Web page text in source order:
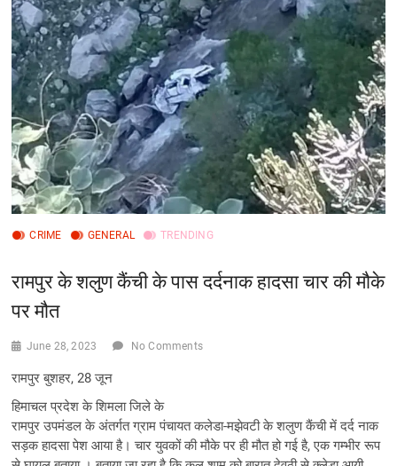
CRIME GENERAL TRENDING
रामपुर के शलुण कैंची के पास दर्दनाक हादसा चार की मौके
पर मौत
June 28, 2023 No Comments
रामपुर बुशहर, 28 जून
हिमाचल प्रदेश के शिमला जिले के
रामपुर उपमंडल के अंतर्गत ग्राम पंचायत कलेडा-मझेवटी के शलुण कैंची में दर्द नाक
सड़क हादसा पेश आया है। चार युवकों की मौके पर ही मौत हो गई है, एक गम्भीर रूप